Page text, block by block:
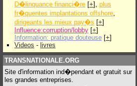
D�linquance financi�re [+], plus
fr�quentes implantations offshore,
dirigeants les mieux pay�s [+]
Influence:corruption/lobby [+]
Information: pratique douteuse [+]
Videos - livres
TRANSNATIONALE.ORG
Site d'information ind�pendant et gratuit sur
les grandes entreprises.